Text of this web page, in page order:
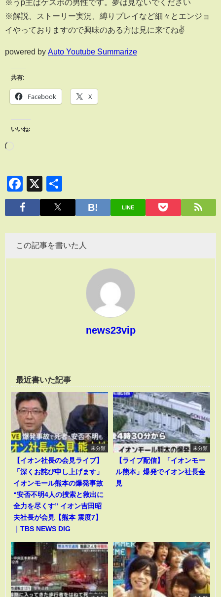
※うp主はゲスボの男性です。夢は見ないでください
※解説、ストーリー実況、縛りプレイなど細々とエンジョ
イやっておりますので興味のある方は見に来てね✌️
powered by Auto Youtube Summarize
共有:
Facebook X
いいね:
Facebook
X
有
LINE
この記事を書いた人
news23vip
最近書いた記事
未分類
【イオン社長の会見ライブ】
「深くお詫び申し上げます」
イオンモール熊本の爆発事故
“安否不明4人の捜索と救出に
全力を尽くす” イオン吉田昭
夫社長が会見【熊本 震度7】
｜TBS NEWS DIG
未分類
【ライブ配信】「イオンモー
ル熊本」爆発でイオン社長会
見